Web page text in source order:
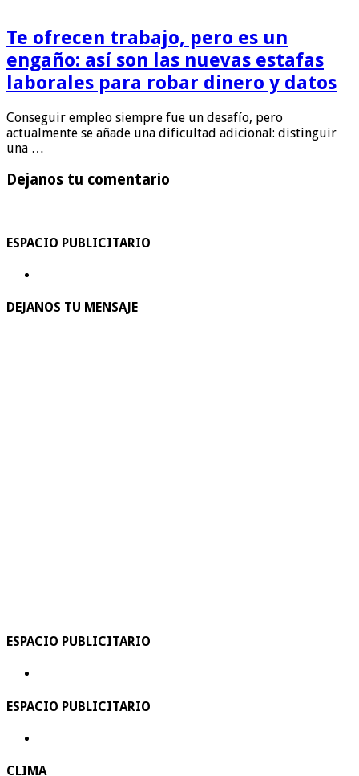
Te ofrecen trabajo, pero es un
engaño: así son las nuevas estafas
laborales para robar dinero y datos
Conseguir empleo siempre fue un desafío, pero
actualmente se añade una dificultad adicional: distinguir
una …
Dejanos tu comentario
ESPACIO PUBLICITARIO
DEJANOS TU MENSAJE
ESPACIO PUBLICITARIO
ESPACIO PUBLICITARIO
CLIMA